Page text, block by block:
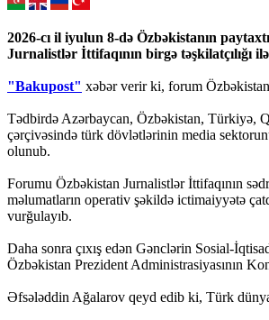
2026-cı il iyulun 8-də Özbəkistanın
Jurnalistlər İttifaqının birgə
"Bakupost" xəbər verir ki, forum
Tədbirdə Azərbaycan, Özbəkistan, Türkiyə,
çərçivəsində türk dövlətlərinin media
olunub.
Forumu Özbəkistan Jurnalistlər İttifaqının
məlumatların operativ şəkildə ictimaiyyətə
vurğulayıb.
Daha sonra çıxış edən Gənclərin Sosial-
Özbəkistan Prezident Administrasiyasının
Əfsələddin Ağalarov qeyd edib ki, Türk